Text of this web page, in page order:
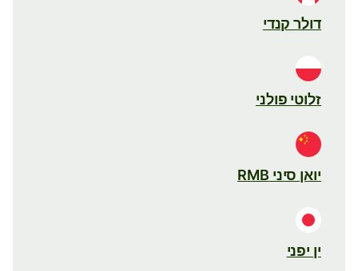
דולר קנדי
זלוטי פולני
יואן סיני RMB
ין יפני